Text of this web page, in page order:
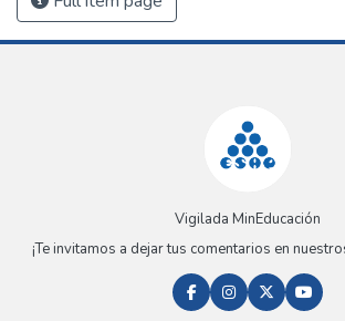
Vigilada MinEducación
¡Te invitamos a dejar tus comentarios en